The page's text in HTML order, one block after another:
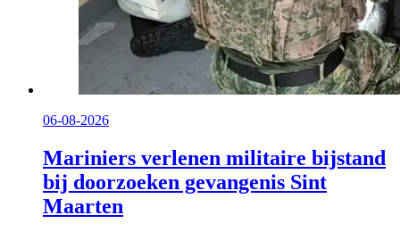
06-08-2026
Mariniers verlenen militaire bijstand
bij doorzoeken gevangenis Sint
Maarten